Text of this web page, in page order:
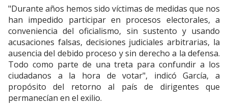
"Durante años hemos sido víctimas de medidas que nos
han impedido participar en procesos electorales, a
conveniencia del oficialismo, sin sustento y usando
acusaciones falsas, decisiones judiciales arbitrarias, la
ausencia del debido proceso y sin derecho a la defensa.
Todo como parte de una treta para confundir a los
ciudadanos a la hora de votar", indicó García, a
propósito del retorno al país de dirigentes que
permanecían en el exilio.